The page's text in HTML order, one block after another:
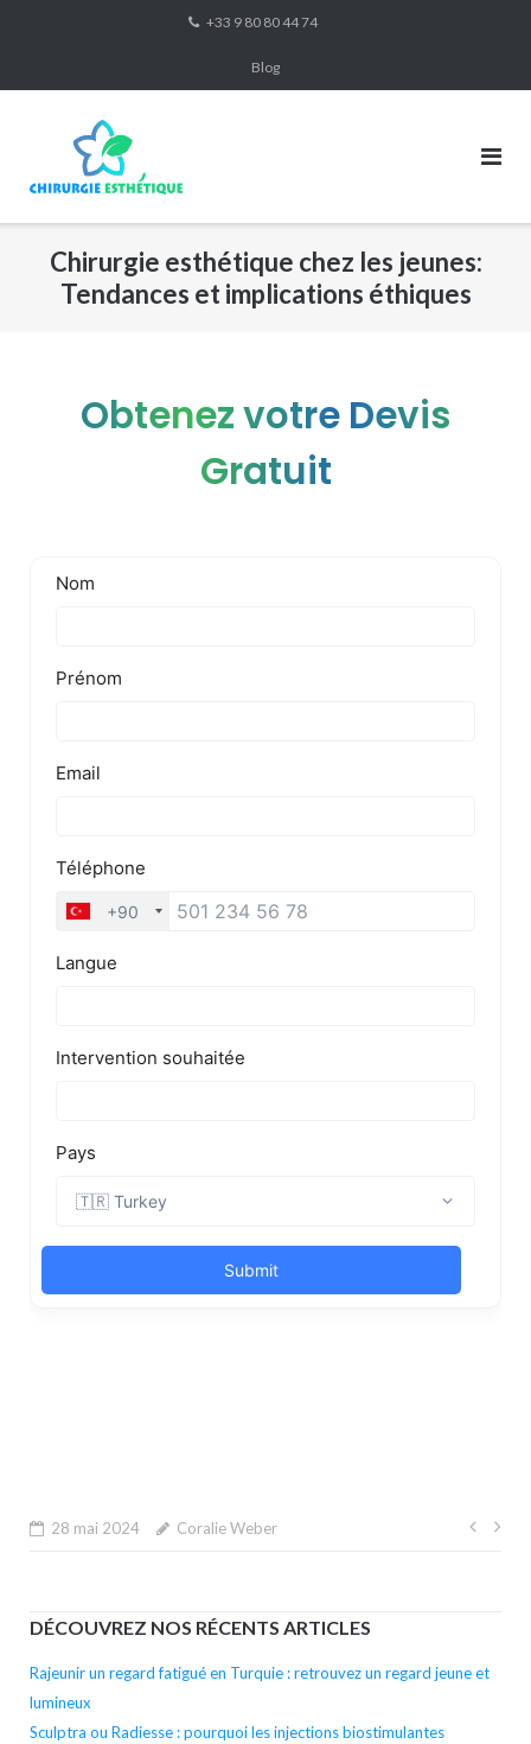
+33 9 80 80 44 74
Blog
Chirurgie esthétique chez les jeunes:
Tendances et implications éthiques
Obtenez votre Devis
Gratuit
28 mai 2024 Coralie Weber
DÉCOUVREZ NOS RÉCENTS ARTICLES
Rajeunir un regard fatigué en Turquie : retrouvez un regard jeune et
lumineux
Sculptra ou Radiesse : pourquoi les injections biostimulantes